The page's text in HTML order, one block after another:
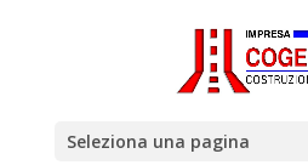
Seleziona una pagina